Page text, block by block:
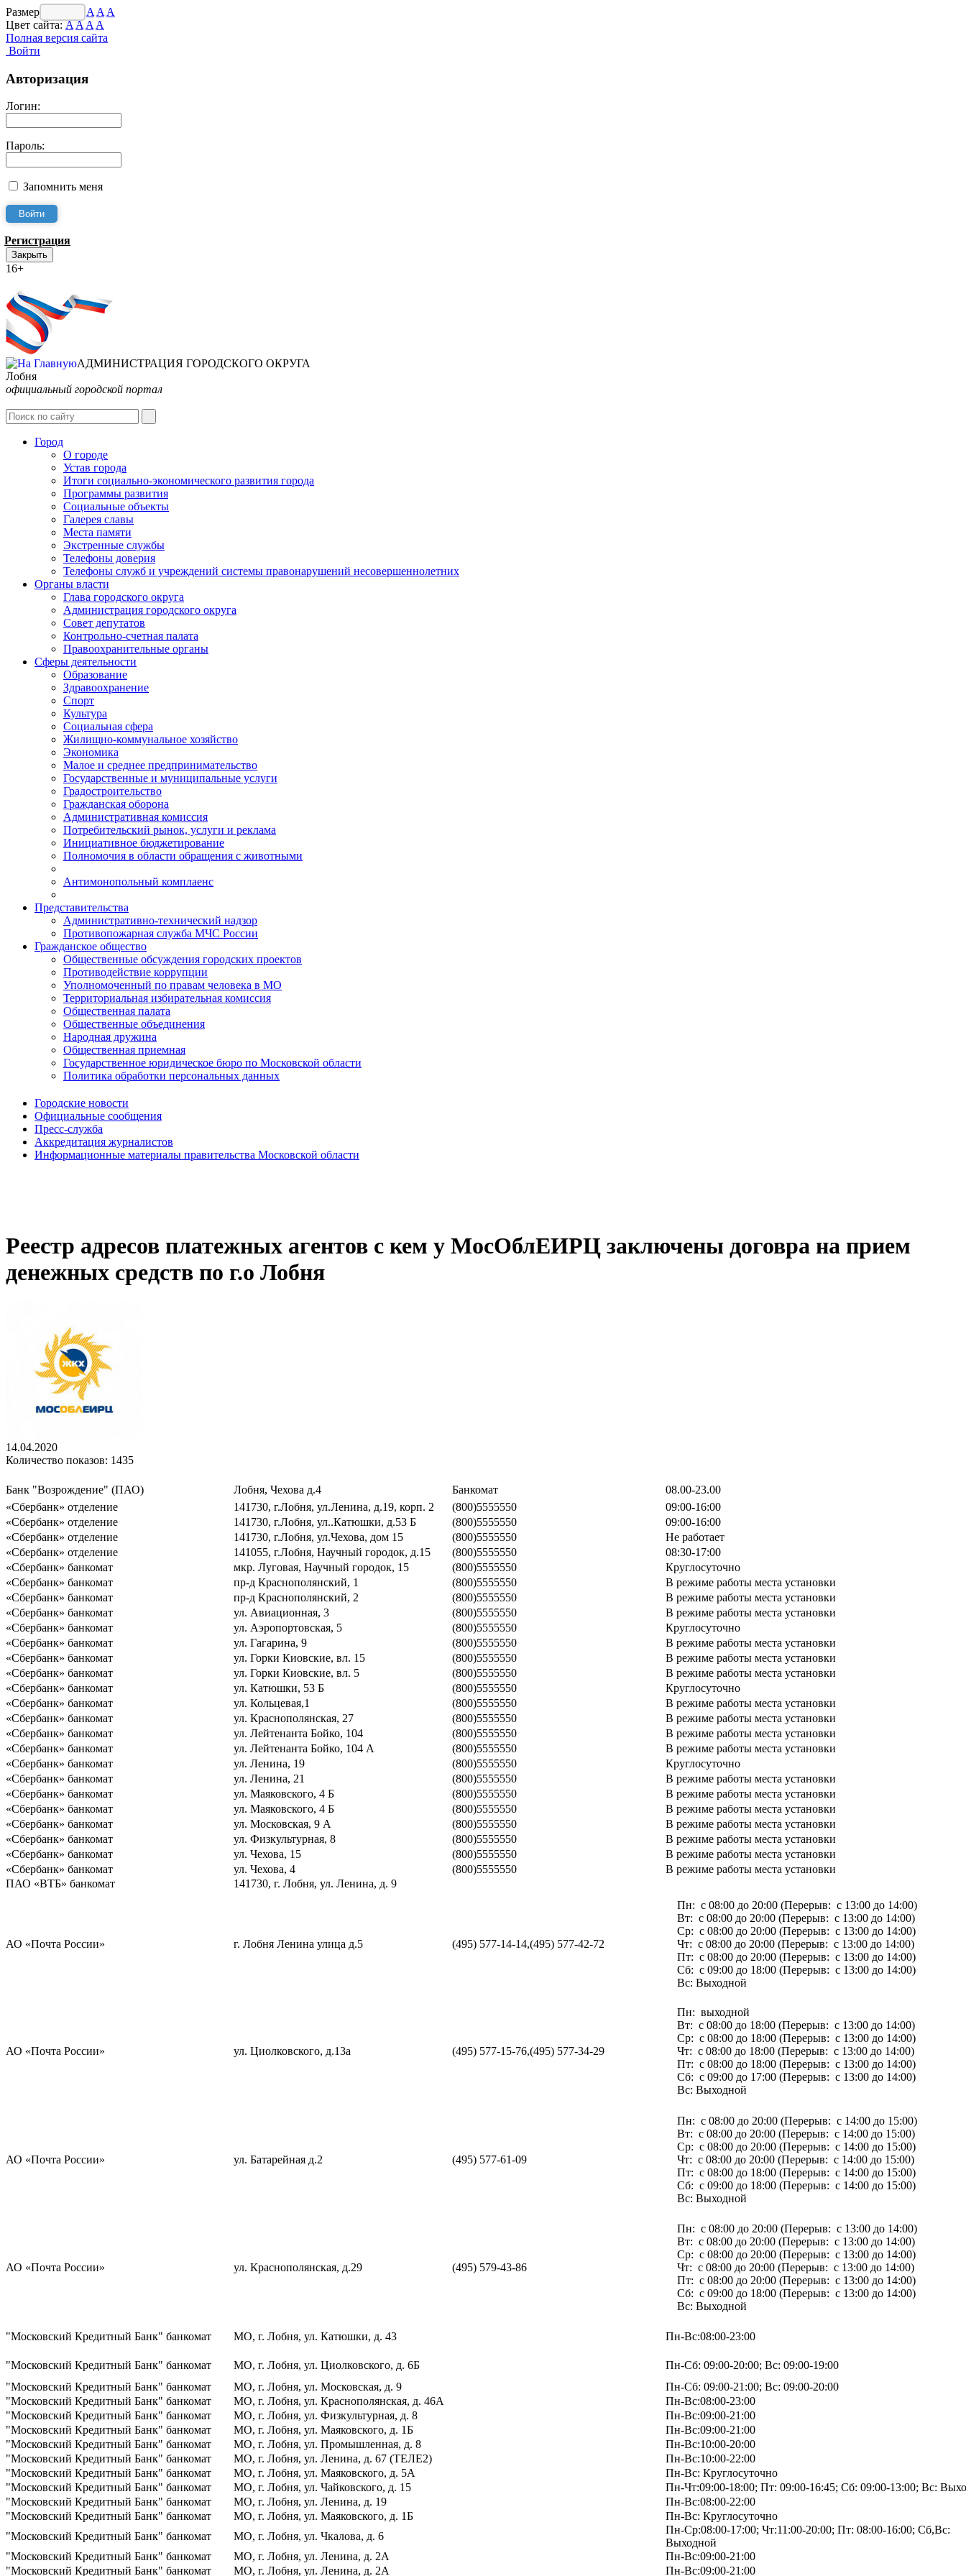
Размер шрифта: A A A
Цвет сайта:AA A A
Полная версия сайта
Войти
Авторизация
Логин:
Пароль:
Запомнить меня
Регистрация
Закрыть
16+
АДМИНИСТРАЦИЯ ГОРОДСКОГО ОКРУГА
Лобня
официальный городской портал
Город
О городе
Устав города
Итоги социально-экономического развития города
Программы развития
Социальные объекты
Галерея славы
Места памяти
Экстренные службы
Телефоны доверия
Телефоны служб и учреждений системы правонарушений несовершеннолетних
Органы власти
Глава городского округа
Администрация городcкого округа
Совет депутатов
Контрольно-счетная палата
Правоохранительные органы
Сферы деятельности
Образование
Здравоохранение
Спорт
Культура
Социальная сфера
Жилищно-коммунальное хозяйство
Экономика
Малое и среднее предпринимательство
Государственные и муниципальные услуги
Градостроительство
Гражданская оборона
Административная комиссия
Потребительский рынок, услуги и реклама
Инициативное бюджетирование
Полномочия в области обращения с животными
Антимонопольный комплаенс
Представительства
Административно-технический надзор
Противопожарная служба МЧС России
Гражданское общество
Общественные обсуждения городских проектов
Противодействие коррупции
Уполномоченный по правам человека в МО
Территориальная избирательная комиссия
Общественная палата
Общественные объединения
Народная дружина
Общественная приемная
Государственное юридическое бюро по Московской области
Политика обработки персональных данных
Городские новости
Официальные сообщения
Пресс-служба
Аккредитация журналистов
Информационные материалы правительства Московской области
Реестр адресов платежных агентов с кем у МосОблЕИРЦ заключены договра на прием
денежных средств по г.о Лобня
14.04.2020
Количество показов: 1435
Банк "Возрождение" (ПАО) Лобня, Чехова д.4 Банкомат
08.00-23.00
«Сбербанк» отделение
141730, г.Лобня, ул.Ленина, д.19, корп. 2 (800)5555550
09:00-16:00
«Сбербанк» отделение
141730, г.Лобня, ул..Катюшки, д.53 Б (800)5555550
09:00-16:00
«Сбербанк» отделение
141730, г.Лобня, ул.Чехова, дом 15 (800)5555550
Не работает
«Сбербанк» отделение
141055, г.Лобня, Научный городок, д.15 (800)5555550
08:30-17:00
«Сбербанк» банкомат
мкр. Луговая, Научный городок, 15 (800)5555550
Круглосуточно
«Сбербанк» банкомат
пр-д Краснополянский, 1 (800)5555550
В режиме работы места установки
«Сбербанк» банкомат
пр-д Краснополянский, 2 (800)5555550
В режиме работы места установки
«Сбербанк» банкомат
ул. Авиационная, 3 (800)5555550
В режиме работы места установки
«Сбербанк» банкомат
ул. Аэропортовская, 5 (800)5555550
Круглосуточно
«Сбербанк» банкомат
ул. Гагарина, 9 (800)5555550
В режиме работы места установки
«Сбербанк» банкомат
ул. Горки Киовские, вл. 15 (800)5555550
В режиме работы места установки
«Сбербанк» банкомат
ул. Горки Киовские, вл. 5 (800)5555550
В режиме работы места установки
«Сбербанк» банкомат
ул. Катюшки, 53 Б (800)5555550
Круглосуточно
«Сбербанк» банкомат
ул. Кольцевая,1 (800)5555550
В режиме работы места установки
«Сбербанк» банкомат
ул. Краснополянская, 27 (800)5555550
В режиме работы места установки
«Сбербанк» банкомат
ул. Лейтенанта Бойко, 104 (800)5555550
В режиме работы места установки
«Сбербанк» банкомат
ул. Лейтенанта Бойко, 104 А (800)5555550
В режиме работы места установки
«Сбербанк» банкомат
ул. Ленина, 19 (800)5555550
Круглосуточно
«Сбербанк» банкомат
ул. Ленина, 21 (800)5555550
В режиме работы места установки
«Сбербанк» банкомат
ул. Маяковского, 4 Б (800)5555550
В режиме работы места установки
«Сбербанк» банкомат
ул. Маяковского, 4 Б (800)5555550
В режиме работы места установки
«Сбербанк» банкомат
ул. Московская, 9 А (800)5555550
В режиме работы места установки
«Сбербанк» банкомат
ул. Физкультурная, 8 (800)5555550
В режиме работы места установки
«Сбербанк» банкомат
ул. Чехова, 15 (800)5555550
В режиме работы места установки
«Сбербанк» банкомат
ул. Чехова, 4 (800)5555550
В режиме работы места установки
ПАО «ВТБ» банкомат
141730, г. Лобня, ул. Ленина, д. 9
АО «Почта России» г. Лобня Ленина улица д.5 (495) 577-14-14,(495) 577-42-72
Пн: с 08:00 до 20:00 (Перерыв: с 13:00 до 14:00)
Вт: с 08:00 до 20:00 (Перерыв: с 13:00 до 14:00)
Ср: с 08:00 до 20:00 (Перерыв: с 13:00 до 14:00)
Чт: с 08:00 до 20:00 (Перерыв: с 13:00 до 14:00)
Пт: с 08:00 до 20:00 (Перерыв: с 13:00 до 14:00)
Сб: с 09:00 до 18:00 (Перерыв: с 13:00 до 14:00)
Вс: Выходной
АО «Почта России» ул. Циолковского, д.13а (495) 577-15-76,(495) 577-34-29
Пн: выходной
Вт: с 08:00 до 18:00 (Перерыв: с 13:00 до 14:00)
Ср: с 08:00 до 18:00 (Перерыв: с 13:00 до 14:00)
Чт: с 08:00 до 18:00 (Перерыв: с 13:00 до 14:00)
Пт: с 08:00 до 18:00 (Перерыв: с 13:00 до 14:00)
Сб: с 09:00 до 17:00 (Перерыв: с 13:00 до 14:00)
Вс: Выходной
АО «Почта России» ул. Батарейная д.2 (495) 577-61-09
Пн: с 08:00 до 20:00 (Перерыв: с 14:00 до 15:00)
Вт: с 08:00 до 20:00 (Перерыв: с 14:00 до 15:00)
Ср: с 08:00 до 20:00 (Перерыв: с 14:00 до 15:00)
Чт: с 08:00 до 20:00 (Перерыв: с 14:00 до 15:00)
Пт: с 08:00 до 18:00 (Перерыв: с 14:00 до 15:00)
Сб: с 09:00 до 18:00 (Перерыв: с 14:00 до 15:00)
Вс: Выходной
АО «Почта России» ул. Краснополянская, д.29 (495) 579-43-86
Пн: с 08:00 до 20:00 (Перерыв: с 13:00 до 14:00)
Вт: с 08:00 до 20:00 (Перерыв: с 13:00 до 14:00)
Ср: с 08:00 до 20:00 (Перерыв: с 13:00 до 14:00)
Чт: с 08:00 до 20:00 (Перерыв: с 13:00 до 14:00)
Пт: с 08:00 до 20:00 (Перерыв: с 13:00 до 14:00)
Сб: с 09:00 до 18:00 (Перерыв: с 13:00 до 14:00)
Вс: Выходной
"Московский Кредитный Банк" банкомат МО, г. Лобня, ул. Катюшки, д. 43 Пн-Вс:08:00-23:00
"Московский Кредитный Банк" банкомат МО, г. Лобня, ул. Циолковского, д. 6Б
Пн-Сб: 09:00-20:00; Вс: 09:00-19:00
"Московский Кредитный Банк" банкомат
МО, г. Лобня, ул. Московская, д. 9
Пн-Сб: 09:00-21:00; Вс: 09:00-20:00
"Московский Кредитный Банк" банкомат
МО, г. Лобня, ул. Краснополянская, д. 46А
Пн-Вс:08:00-23:00
"Московский Кредитный Банк" банкомат
МО, г. Лобня, ул. Физкультурная, д. 8
Пн-Вс:09:00-21:00
"Московский Кредитный Банк" банкомат
МО, г. Лобня, ул. Маяковского, д. 1Б
Пн-Вс:09:00-21:00
"Московский Кредитный Банк" банкомат
МО, г. Лобня, ул. Промышленная, д. 8
Пн-Вс:10:00-20:00
"Московский Кредитный Банк" банкомат
МО, г. Лобня, ул. Ленина, д. 67 (ТЕЛЕ2)
Пн-Вс:10:00-22:00
"Московский Кредитный Банк" банкомат
МО, г. Лобня, ул. Маяковского, д. 5А
Пн-Вс: Круглосуточно
"Московский Кредитный Банк" банкомат
МО, г. Лобня, ул. Чайковского, д. 15
Пн-Чт:09:00-18:00; Пт: 09:00-16:45; Сб: 09:00-13:00; Вс:
"Московский Кредитный Банк" банкомат
МО, г. Лобня, ул. Ленина, д. 19
Пн-Вс:08:00-22:00
"Московский Кредитный Банк" банкомат
МО, г. Лобня, ул. Маяковского, д. 1Б
Пн-Вс: Круглосуточно
"Московский Кредитный Банк" банкомат
МО, г. Лобня, ул. Чкалова, д. 6
Пн-Ср:08:00-17:00; Чт:11:00-20:00; Пт: 08:00-16:00; Сб,Вс:
Выходной
"Московский Кредитный Банк" банкомат
МО, г. Лобня, ул. Ленина, д. 2А
Пн-Вс:09:00-21:00
"Московский Кредитный Банк" банкомат
МО, г. Лобня, ул. Ленина, д. 2А Пн-Вс:09:00-21:00